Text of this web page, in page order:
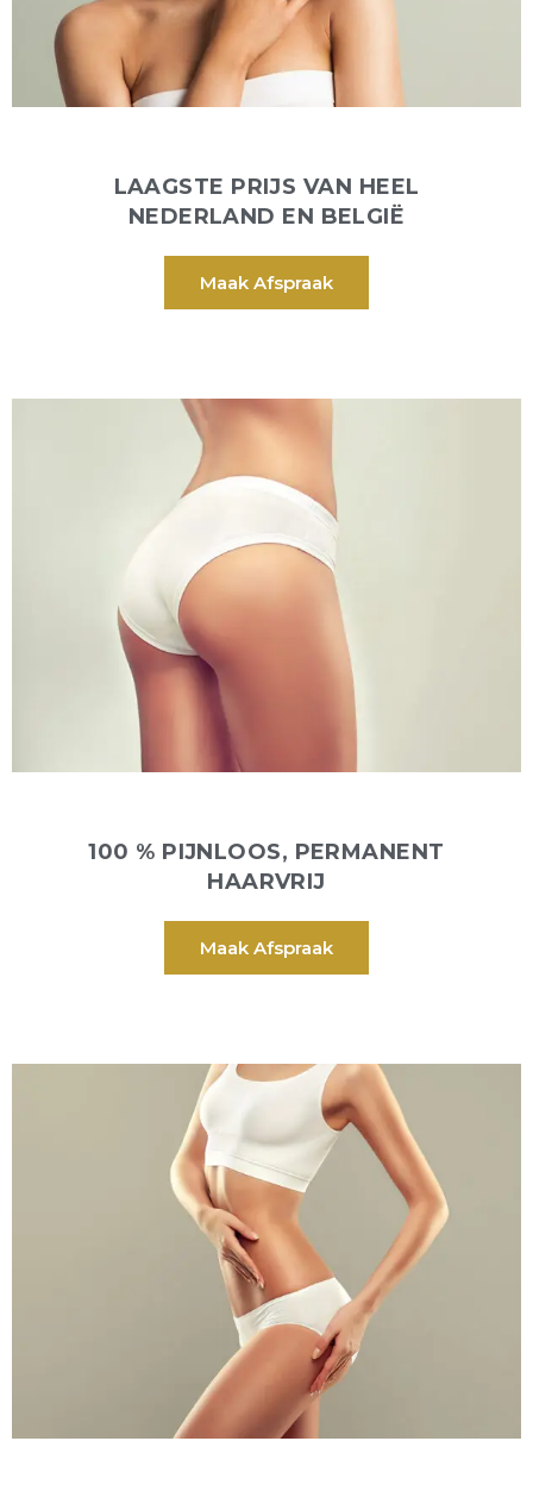
LAAGSTE PRIJS VAN HEEL
NEDERLAND EN BELGIË
Maak Afspraak
100 % PIJNLOOS, PERMANENT
HAARVRIJ
Maak Afspraak